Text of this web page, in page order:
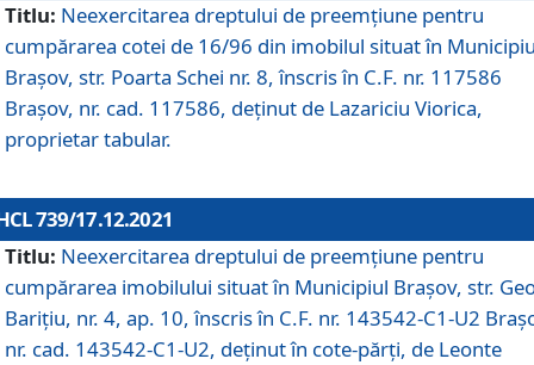
Titlu: Neexercitarea dreptului de preemţiune pentru
cumpărarea cotei de 16/96 din imobilul situat în
Braşov, str. Poarta Schei nr. 8, înscris în C.F. nr. 117586
Brașov, nr. cad. 117586, deținut de Lazariciu Viorica,
proprietar tabular.
739/17.12.2021
Titlu: Neexercitarea dreptului de preemţiune pentru
cumpărarea imobilului situat în Municipiul Braşov, str.
Barițiu, nr. 4, ap. 10, înscris în C.F. nr. 143542-C1-U2
nr. cad. 143542-C1-U2, deținut în cote-părți, de Leonte